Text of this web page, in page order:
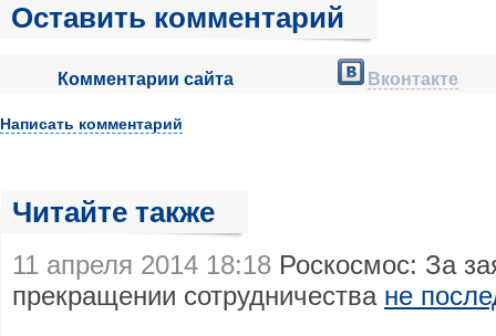
Оставить комментарий
Комментарии сайта Вконтакте
Написать комментарий
Читайте также
11 апреля 2014 18:18 Роскосмос: За
прекращении сотрудничества не